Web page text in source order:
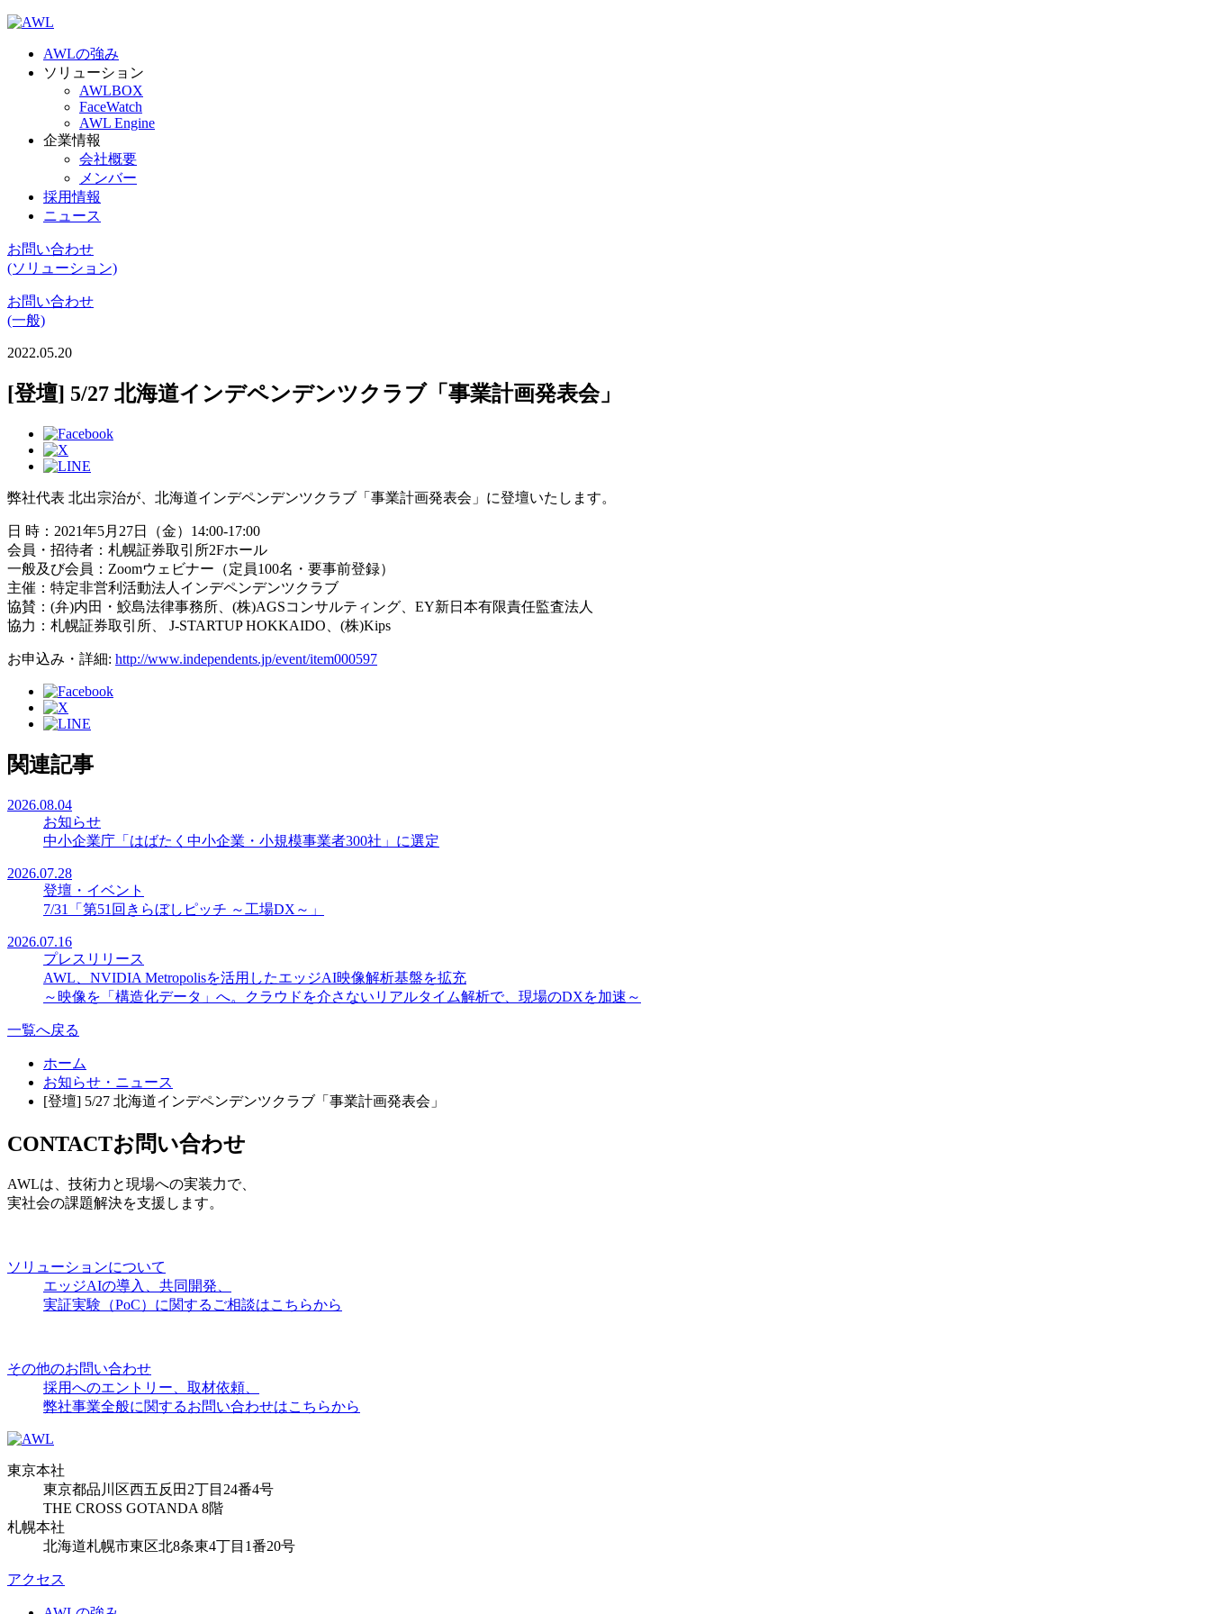
AWLの強み
ソリューション
AWLBOX
FaceWatch
AWL Engine
企業情報
会社概要
メンバー
採用情報
ニュース
お問い合わせ
(ソリューション)
お問い合わせ
(一般)
2022.05.20
[登壇] 5/27 北海道インデペンデンツクラブ「事業計画発表会」
弊社代表 北出宗治が、北海道インデペンデンツクラブ「事業計画発表会」に登壇いたします。
日 時：2021年5月27日（金）14:00-17:00
会員・招待者：札幌証券取引所2Fホール
一般及び会員：Zoomウェビナー（定員100名・要事前登録）
主催：特定非営利活動法人インデペンデンツクラブ
協賛：(弁)内田・鮫島法律事務所、(株)AGSコンサルティング、EY新日本有限責任監査法人
協力：札幌証券取引所、 J-STARTUP HOKKAIDO、(株)Kips
お申込み・詳細: http://www.independents.jp/event/item000597
関連記事
2026.08.04
お知らせ
中小企業庁「はばたく中小企業・小規模事業者300社」に選定
2026.07.28
登壇・イベント
7/31「第51回きらぼしピッチ ～工場DX～」
2026.07.16
プレスリリース
AWL、NVIDIA Metropolisを活用したエッジAI映像解析基盤を拡充
～映像を「構造化データ」へ。クラウドを介さないリアルタイム解析で、現場のDXを加速～
一覧へ戻る
ホーム
お知らせ・ニュース
[登壇] 5/27 北海道インデペンデンツクラブ「事業計画発表会」
CONTACTお問い合わせ
AWLは、技術力と現場への実装力で、
実社会の課題解決を支援します。
ソリューションについて
エッジAIの導入、共同開発、
実証実験（PoC）に関するご相談はこちらから
その他のお問い合わせ
採用へのエントリー、取材依頼、
弊社事業全般に関するお問い合わせはこちらから
東京本社
東京都品川区西五反田2丁目24番4号
THE CROSS GOTANDA 8階
札幌本社
北海道札幌市東区北8条東4丁目1番20号
アクセス